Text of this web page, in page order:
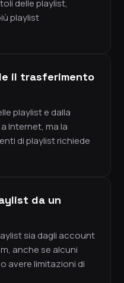
delle playlist,
playlist
il trasferimento
playlist e dalla
Internet, ma la
di playlist richiede
da un
sia dagli account
anche se alcuni
avere limitazioni di